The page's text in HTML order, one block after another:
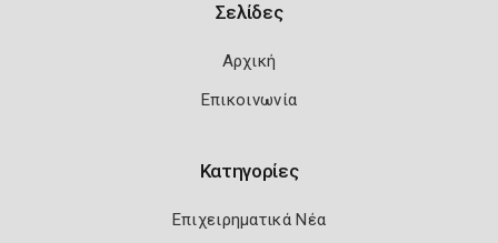
Σελίδες
Αρχική
Επικοινωνία
Κατηγορίες
Επιχειρηματικά Νέα